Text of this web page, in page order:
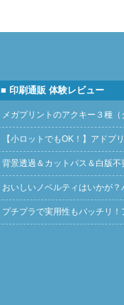
■ 印刷通販 体験レビュー
メガプリントのアクキー３種
【小ロットでもOK！】アドプ
背景透過＆カットパス＆白版
おいしいノベルティはいかが
プチプラで実用性もバッチリ